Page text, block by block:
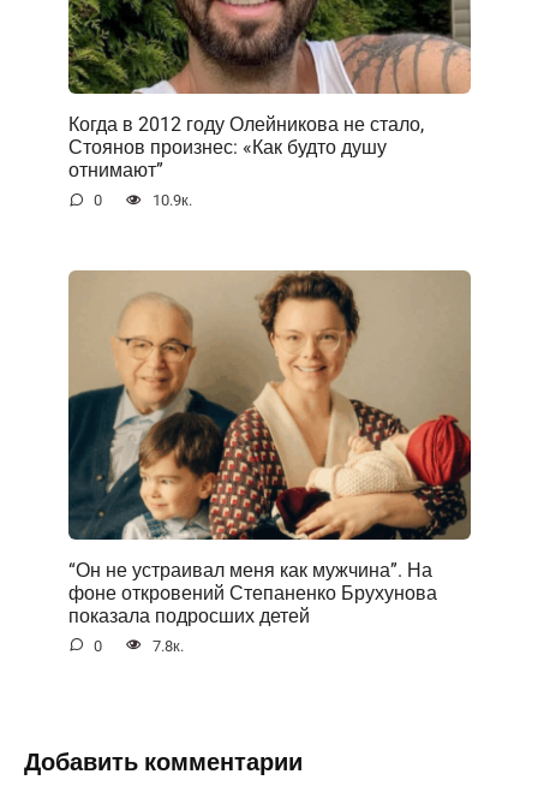
Когда в 2012 году Олейникова не стало,
Стоянов произнес: «Как будто душу
отнимают”
0 10.9к.
“Он не устраивал меня как мужчина”. На
фоне открoвений Степаненко Брухунова
показала подросших детей
0 7.8к.
Добавить комментарии